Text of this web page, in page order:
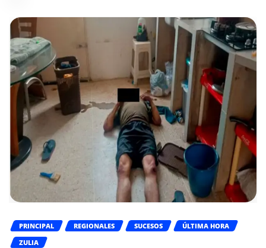
PRINCIPAL REGIONALES SUCESOS
ÚLTIMA HORA
ZULIA